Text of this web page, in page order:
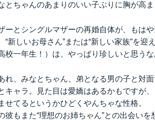
とちゃんのあまりのいい子ぶりに胸が高
ーとシングルマザーの再婚自体が、もは
“新しいお母さん”または“新しい家族”を迎
校一年生！）は、やっぱり珍しいと思うな
れ、みなとちゃん、弟となる男の子と対
キャラ。見た目は愛嬌はあるかもですが
せてるというかひどくやんちゃな性格。
彼もまた“理想のお姉ちゃん”との出会い